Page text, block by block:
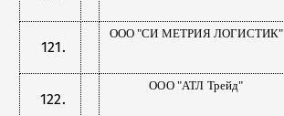
ООО "СИ МЕТРИЯ ЛОГИСТИК"
ООО "АТЛ Трейд"